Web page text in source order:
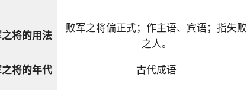
将的用法
败军之将偏正式；作主语、宾语；指失败
之人。
将的年代 古代成语